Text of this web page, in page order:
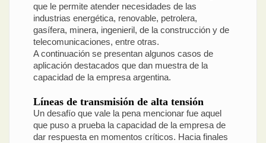
que le permite atender necesidades de las
industrias energética, renovable, petrolera,
gasífera, minera, ingenieril, de la construcción y de
telecomunicaciones, entre otras.
A continuación se presentan algunos casos de
aplicación destacados que dan muestra de la
capacidad de la empresa argentina.
Líneas de transmisión de alta tensión
Un desafío que vale la pena mencionar fue aquel
que puso a prueba la capacidad de la empresa de
dar respuesta en momentos críticos. Hacia finales